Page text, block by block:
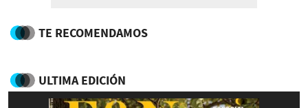
TE RECOMENDAMOS
ULTIMA EDICIÓN